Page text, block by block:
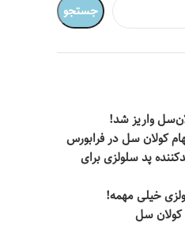
جستجو
واریز شد!
کولان سل در فرابورس
پد سلولزی برای
خیلی مهمه!
سل